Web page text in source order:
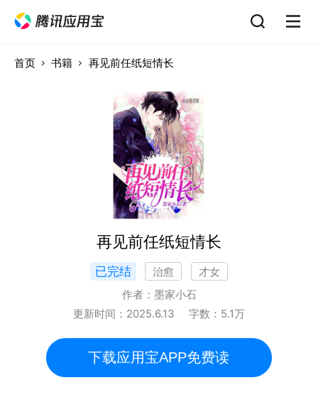
首页 书籍 再见前任纸短情长
再见前任纸短情长
已完结 治愈
才女
作者： 墨家小石
更新时间： 2025.6.13 字数： 5.1万
下载应用宝APP免费读